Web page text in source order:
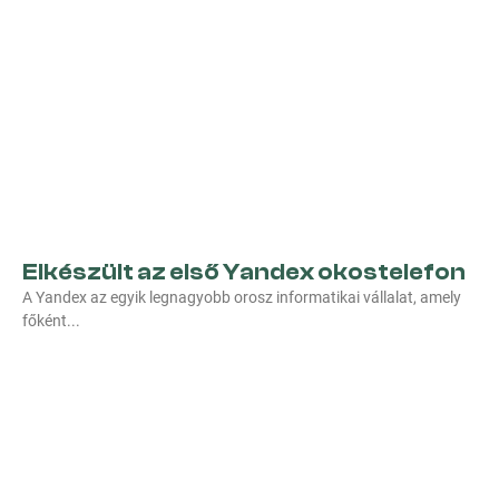
Elkészült az első Yandex okostelefon
A Yandex az egyik legnagyobb orosz informatikai vállalat, amely
főként